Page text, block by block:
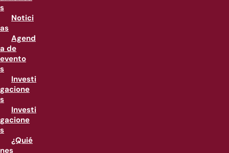
s
Notici
as
Agend
a de
evento
s
Investi
gacione
s
Investi
gacione
s
¿Quié
nes